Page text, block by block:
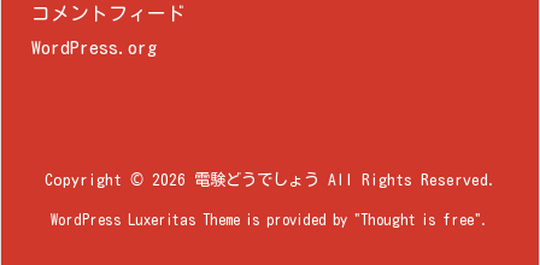
コメントフィード
WordPress.org
Copyright © 2026 電験どうでしょう All Rights Reserved.
WordPress Luxeritas Theme is provided by "Thought is free".